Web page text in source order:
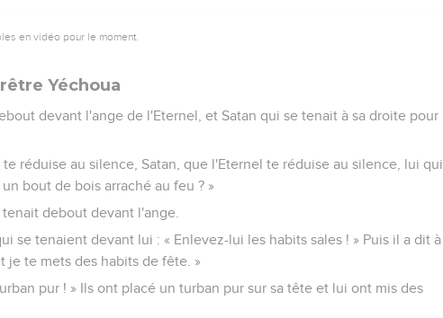
en vidéo pour le moment.
Yéchoua
devant l'ange de l'Eternel, et Satan qui se tenait à sa droite pour
réduise au silence, Satan, que l'Eternel te réduise au silence, lui qui
bout de bois arraché au feu ? »
debout devant l'ange.
se tenaient devant lui : « Enlevez-lui les habits sales ! » Puis il a dit à
je te mets des habits de fête. »
pur ! » Ils ont placé un turban pur sur sa tête et lui ont mis des